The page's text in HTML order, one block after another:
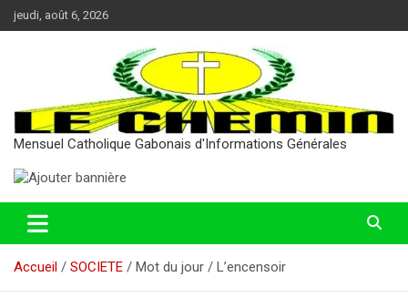
Aller
au
jeudi, août 6, 2026
Mensuel Catholique Gabonais d'Informations Générales
Accueil SOCIETE Mot du jour / L’encensoir